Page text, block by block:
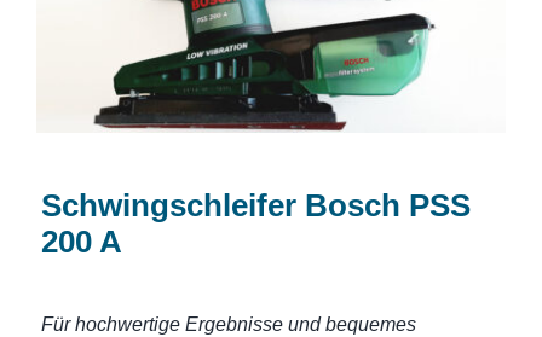
Schwingschleifer Bosch PSS
200 A
Für hochwertige Ergebnisse und bequemes